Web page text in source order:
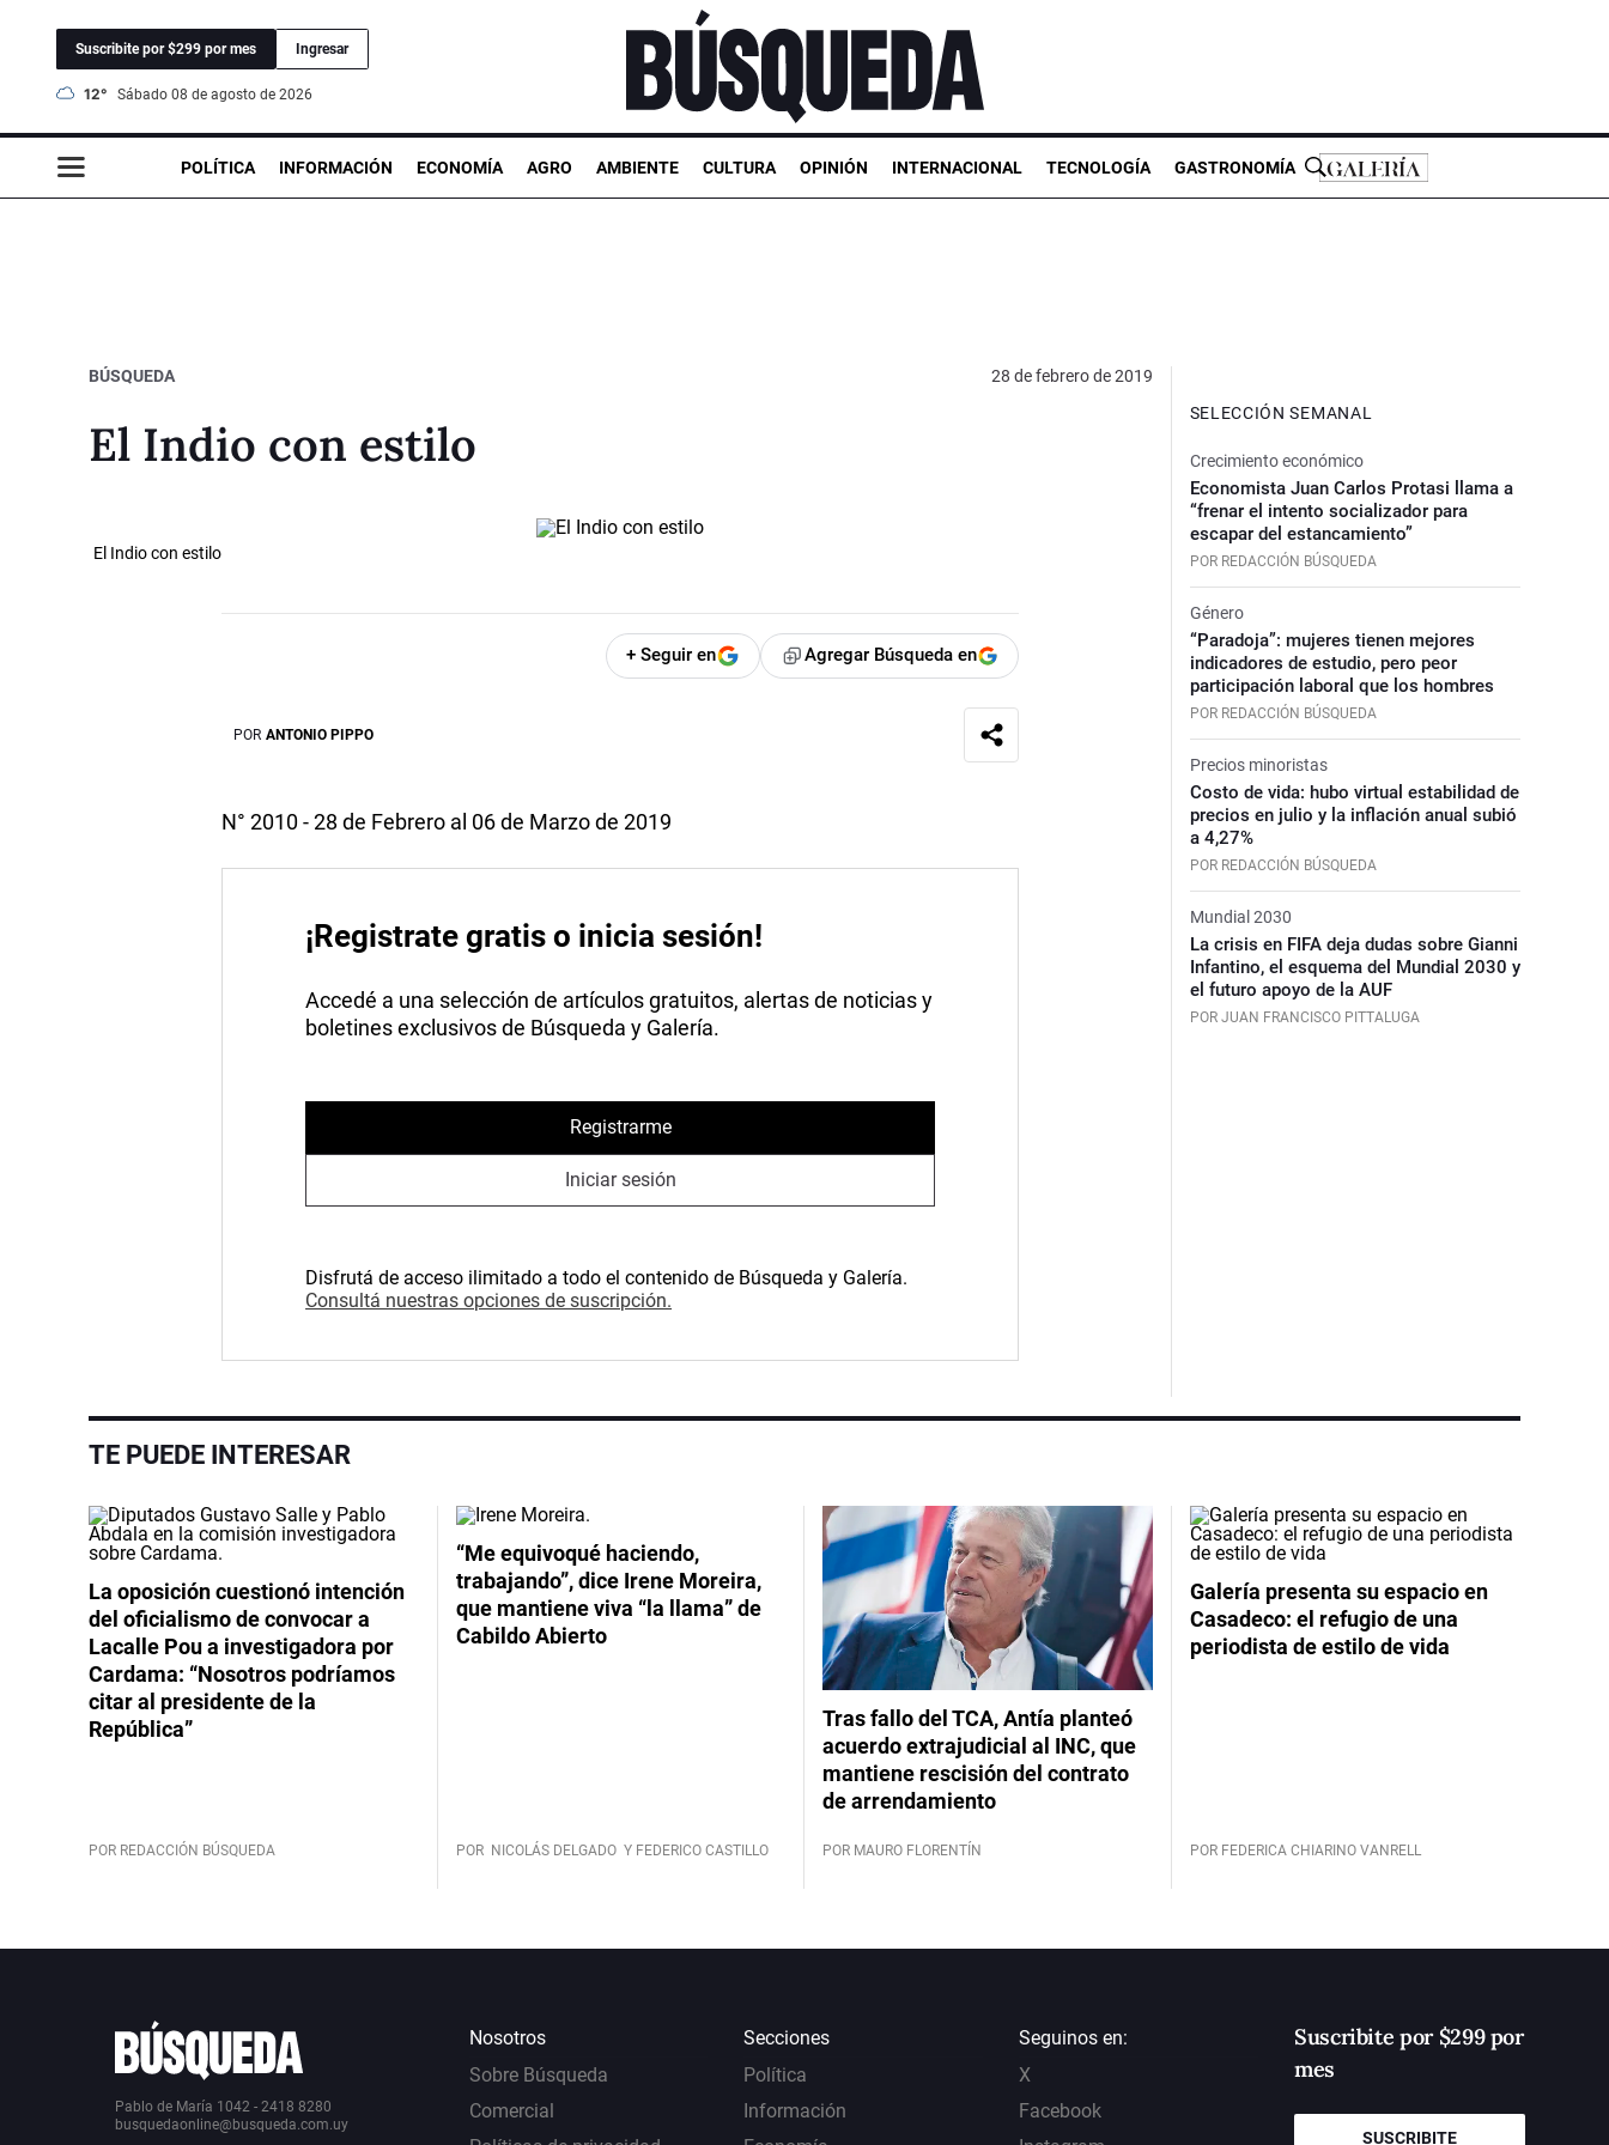
Suscribite por $299 por mes Ingresar
12° sábado 08 de agosto de 2026
POLÍTICA INFORMACIÓN ECONOMÍA AGRO AMBIENTE CULTURA OPINIÓN INTERNACIONAL TECNOLOGÍA GASTRONOMÍA
BÚSQUEDA 28 de febrero de 2019
El Indio con estilo
El Indio con estilo
+ Seguir en Agregar Búsqueda en
POR ANTONIO PIPPO
N° 2010 - 28 de Febrero al 06 de Marzo de 2019
¡Registrate gratis o inicia sesión!
Accedé a una selección de artículos gratuitos, alertas de noticias y
boletines exclusivos de Búsqueda y Galería.
Registrarme
Iniciar sesión
Disfrutá de acceso ilimitado a todo el contenido de Búsqueda y Galería.
Consultá nuestras opciones de suscripción.
SELECCIÓN SEMANAL
Crecimiento económico
Economista Juan Carlos Protasi llama a
“frenar el intento socializador para
escapar del estancamiento”
POR REDACCIÓN BÚSQUEDA
Género
“Paradoja”: mujeres tienen mejores
indicadores de estudio, pero peor
participación laboral que los hombres
POR REDACCIÓN BÚSQUEDA
Precios minoristas
Costo de vida: hubo virtual estabilidad de
precios en julio y la inflación anual subió
a 4,27%
POR REDACCIÓN BÚSQUEDA
Mundial 2030
La crisis en FIFA deja dudas sobre Gianni
Infantino, el esquema del Mundial 2030 y
el futuro apoyo de la AUF
POR JUAN FRANCISCO PITTALUGA
TE PUEDE INTERESAR
La oposición cuestionó intención
del oficialismo de convocar a
Lacalle Pou a investigadora por
Cardama: “Nosotros podríamos
citar al presidente de la
República”
POR REDACCIÓN BÚSQUEDA
“Me equivoqué haciendo,
trabajando”, dice Irene Moreira,
que mantiene viva “la llama” de
Cabildo Abierto
POR NICOLÁS DELGADO Y FEDERICO CASTILLO
Tras fallo del TCA, Antía planteó
acuerdo extrajudicial al INC, que
mantiene rescisión del contrato
de arrendamiento
POR MAURO FLORENTÍN
Galería presenta su espacio en
Casadeco: el refugio de una
periodista de estilo de vida
POR FEDERICA CHIARINO VANRELL
Pablo de María 1042 - 2418 8280
busquedaonline@busqueda.com.uy
Nosotros
Sobre Búsqueda
Comercial
Secciones
Política
Información
Seguinos en:
X
Facebook
Suscribite por $299 por
mes
SUSCRIBITE